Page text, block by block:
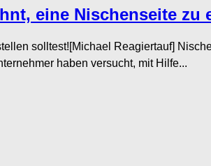
eine Nischenseite
solltest![Michael Reagiertauf]
haben versucht, mit Hilfe...